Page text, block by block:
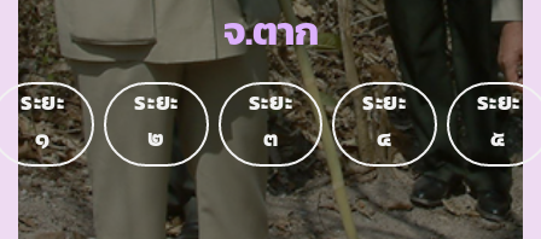
จ.ตาก
ระยะ
๑
ระยะ
๒
ระยะ
๓
ระยะ
๔
ระยะ
๕